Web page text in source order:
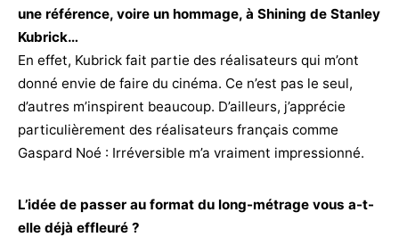
une référence, voire un hommage, à Shining de Stanley
Kubrick…
En effet, Kubrick fait partie des réalisateurs qui m’ont
donné envie de faire du cinéma. Ce n’est pas le seul,
d’autres m’inspirent beaucoup. D’ailleurs, j’apprécie
particulièrement des réalisateurs français comme
Gaspard Noé : Irréversible m’a vraiment impressionné.
L’idée de passer au format du long-métrage vous a-t-
elle déjà effleuré ?